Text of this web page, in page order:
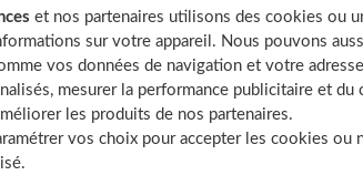
bienveillante
présente au quotidien
le rassurer
son propre univers
le respirer
et nos partenaires utilisons des cookies ou
sur votre appareil. Nous pouvons
vos données de navigation et votre
mesurer la performance publicitaire et
les produits de nos partenaires.
vos choix pour accepter les cookies ou